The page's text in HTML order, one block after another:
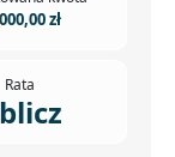
zł
Rata